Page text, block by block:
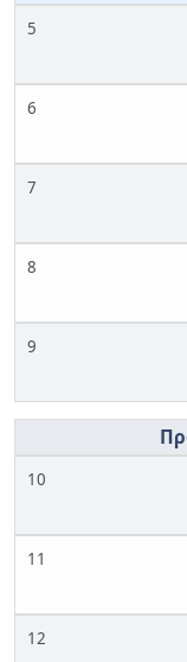
5
6
7
8
9
10
11
12